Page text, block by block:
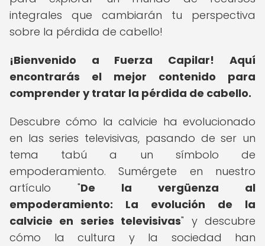
integrales que cambiarán tu perspectiva
sobre la pérdida de cabello!
¡Bienvenido a Fuerza Capilar!
Aquí
encontrarás el mejor contenido para
comprender y tratar la pérdida de cabello.
Descubre cómo la calvicie ha evolucionado
en las series televisivas, pasando de ser un
tema tabú a un símbolo de
empoderamiento. Sumérgete en nuestro
artículo "De la vergüenza al
empoderamiento: La evolución de la
calvicie en series televisivas" y descubre
cómo la cultura y la sociedad han